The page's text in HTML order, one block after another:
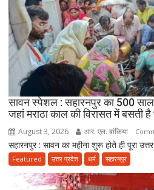
सावन स्पेशल : सहारनपुर का 500 साल
जहां मराठा काल की विरासत में बसती
August 3, 2026 आर. एल. बांकिया
सहारनपुर : सावन का महीना शुरू होते ही पूरा
Featured उत्तर प्रदेश धर्म सहारनपुर